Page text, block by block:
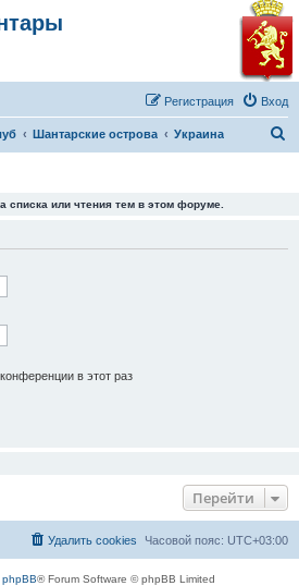
Вход
Регистрация
Шантарские острова Украина
списка или чтения тем в этом форуме.
в этот раз
Перейти
Часовой пояс: UTC+03:00
Удалить cookies
phpBB® Forum Software © phpBB Limited